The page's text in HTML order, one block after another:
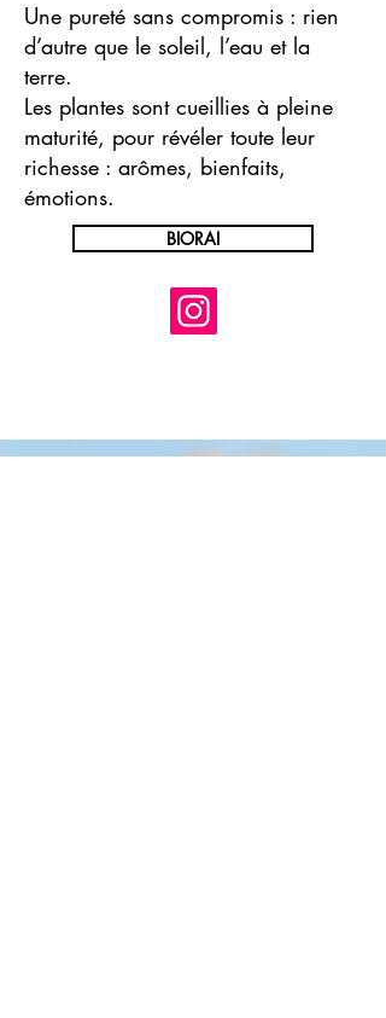
Une pureté sans compromis : rien
d’autre que le soleil, l’eau et la
terre.
Les plantes sont cueillies à pleine
maturité, pour révéler toute leur
richesse : arômes, bienfaits,
émotions.
BIORAI